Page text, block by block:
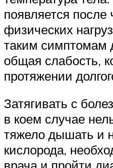
появляется
физических
таким симптомам
общая слабость,
протяжении
Затягивать с
в коем случае
тяжело дышать и
кислорода,